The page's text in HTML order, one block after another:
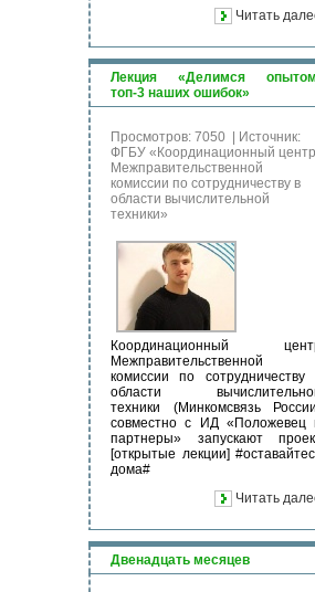
Читать
Лекция «Делимся
топ-3 наших ошибок»
Просмотров: 7050
Источник:
ФГБУ «Координационный центр
Межправительственной
комиссии по сотрудничеству в
области вычислительной
техники»
Координационный
Межправительственной
комиссии по сотрудничеству
области
техники (Минкомсвязь
совместно с ИД «Положевец
партнеры» запускают
[открытые лекции]
дома#
Читать
Двенадцать месяцев